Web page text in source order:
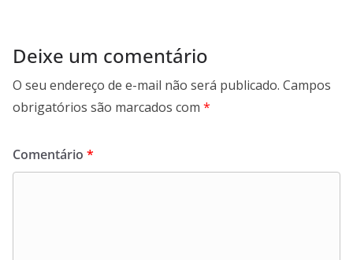
Deixe um comentário
O seu endereço de e-mail não será publicado. Campos
obrigatórios são marcados com *
Comentário *